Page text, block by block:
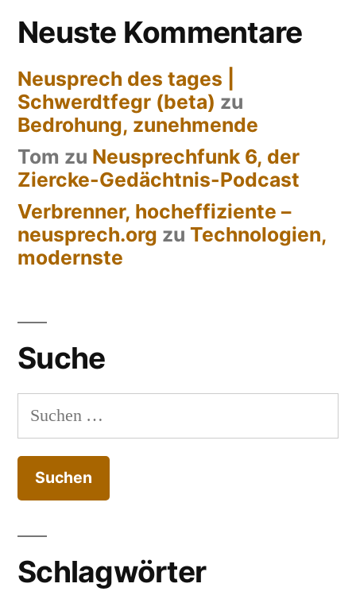
Neuste Kommentare
Neusprech des tages |
Schwerdtfegr (beta) zu
Bedrohung, zunehmende
Tom zu Neusprechfunk 6, der
Ziercke-Gedächtnis-Podcast
Verbrenner, hocheffiziente –
neusprech.org zu Technologien,
modernste
Suche
Suchen
nach:
Schlagwörter